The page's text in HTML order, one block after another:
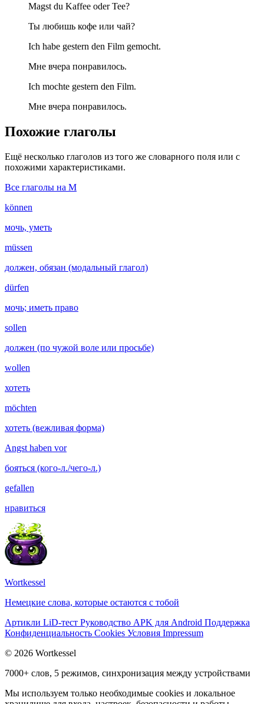
Magst du Kaffee oder Tee?
Ты любишь кофе или чай?
Ich habe gestern den Film gemocht.
Мне вчера понравилось.
Ich mochte gestern den Film.
Мне вчера понравилось.
Похожие глаголы
Ещё несколько глаголов из того же словарного поля или с
похожими характеристиками.
Все глаголы на M
können
мочь, уметь
müssen
должен, обязан (модальный глагол)
dürfen
мочь; иметь право
sollen
должен (по чужой воле или просьбе)
wollen
хотеть
möchten
хотеть (вежливая форма)
Angst haben vor
бояться (кого-л./чего-л.)
gefallen
нравиться
Wortkessel
Немецкие слова, которые остаются с тобой
Артикли LiD-тест Руководство APK для Android Поддержка
Конфиденциальность Cookies Условия Impressum
© 2026 Wortkessel
7000+ слов, 5 режимов, синхронизация между устройствами
Мы используем только необходимые cookies и локальное